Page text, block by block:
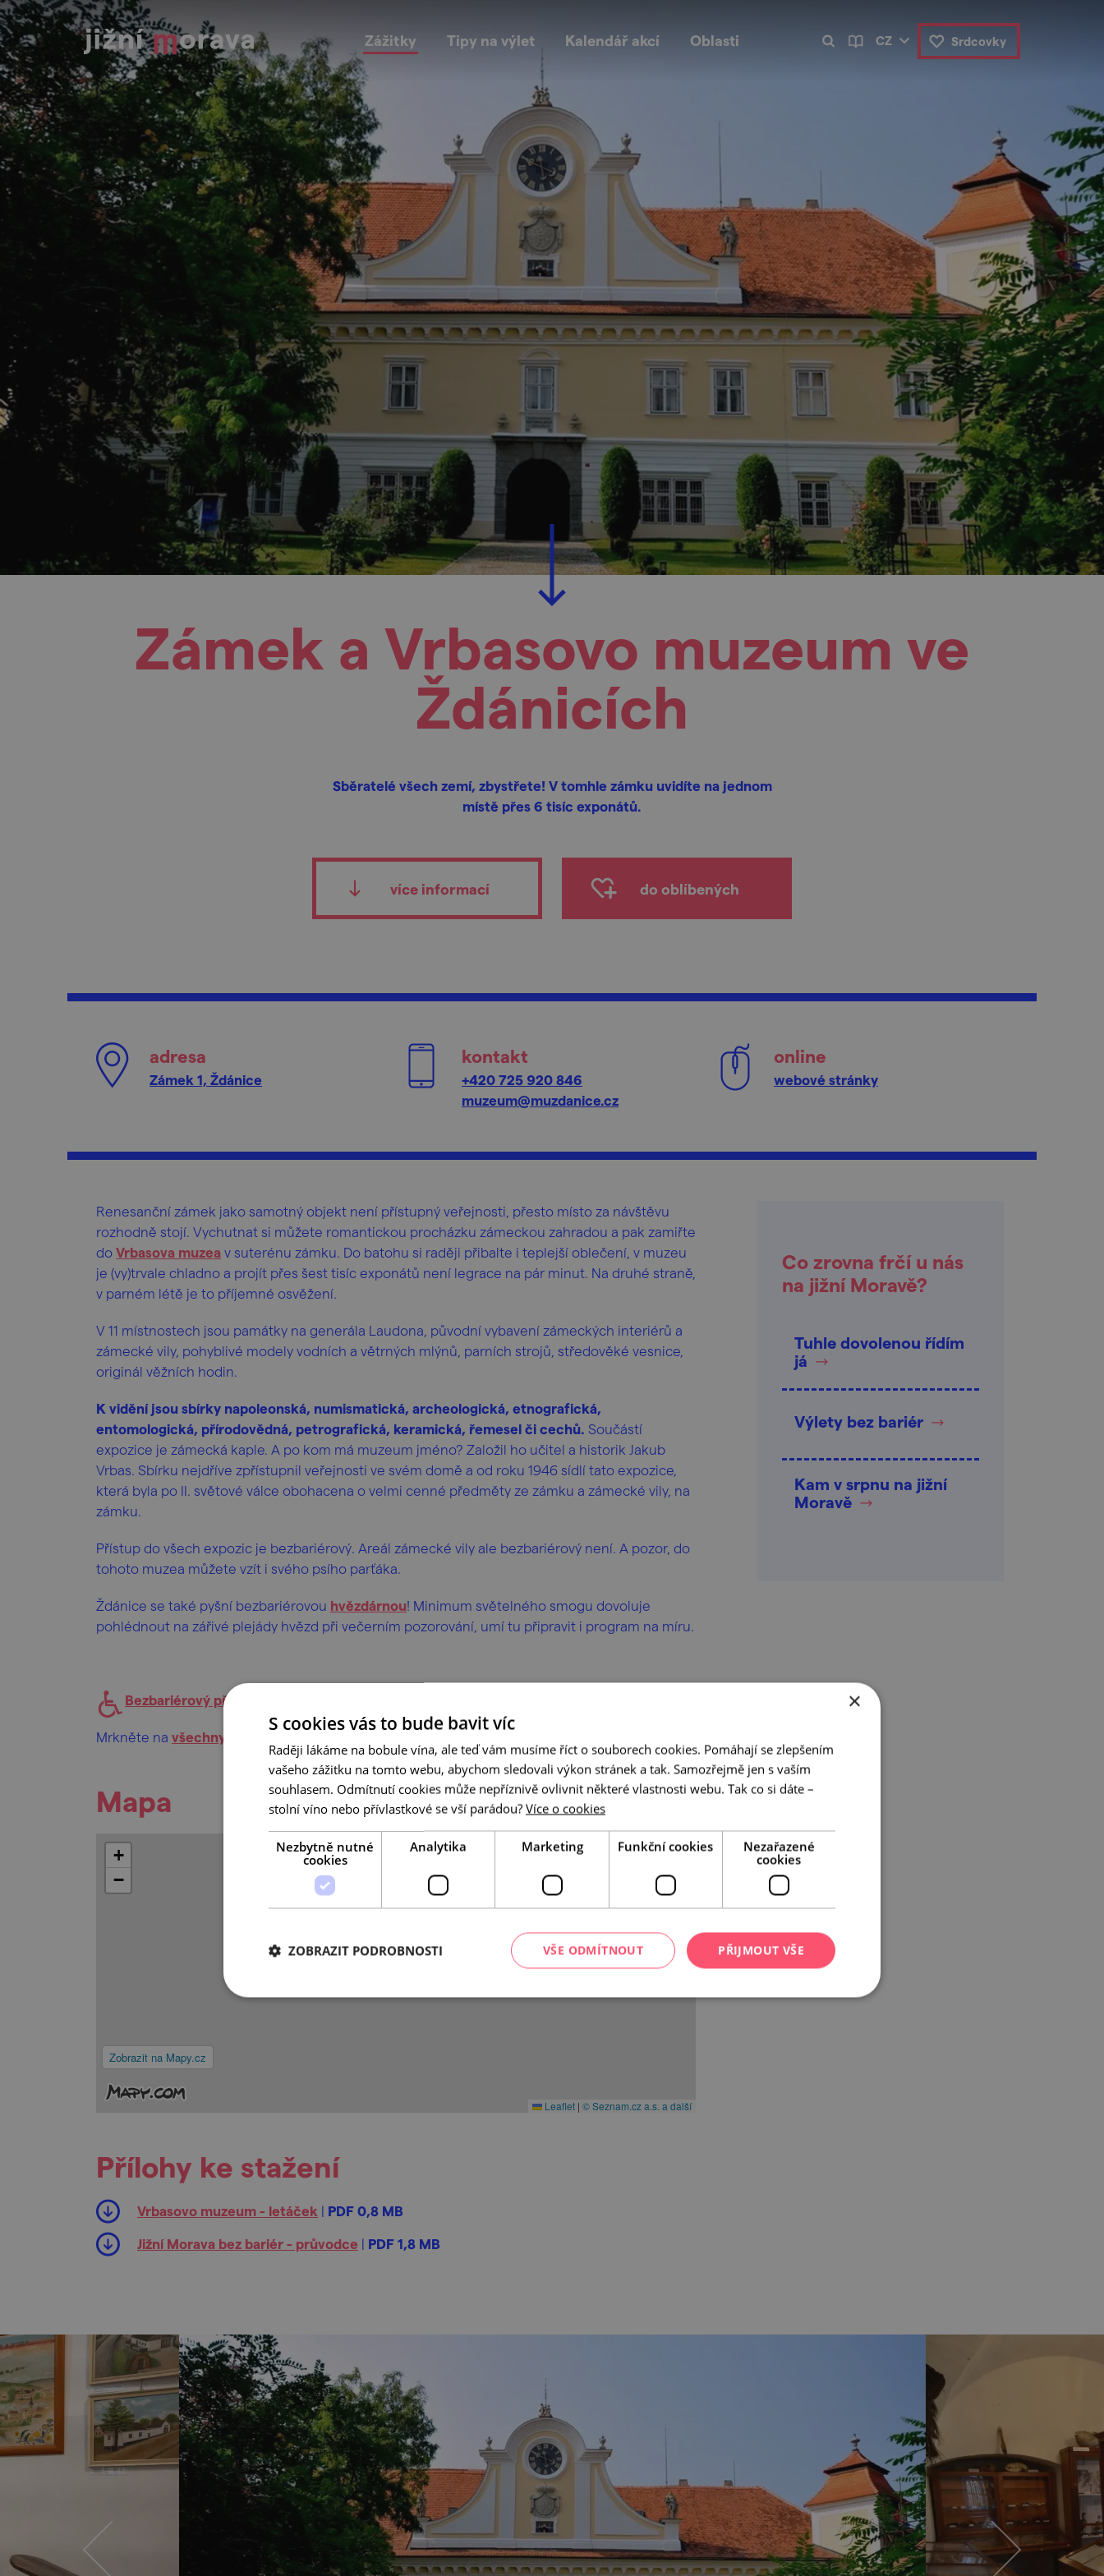
Zážitky Tipy na výlet Kalendář akcí Oblasti CZ Srdcovky
Zámek a Vrbasovo muzeum ve
Ždánicích
Sběratelé všech zemí, zbystřete! V tomhle zámku uvidíte na jednom
místě přes 6 tisíc exponátů.
více informací do oblíbených
adresa
Zámek 1, Ždánice
kontakt
+420 725 920 846
muzeum@muzdanice.cz
online
webové stránky
Renesanční zámek jako samotný objekt není přístupný veřejnosti, přesto místo za návštěvu
rozhodně stojí. Vychutnat si můžete romantickou procházku zámeckou zahradou a pak zamiřte
do Vrbasova muzea v suterénu zámku. Do batohu si raději přibalte i teplejší oblečení, v muzeu
je (vy)trvale chladno a projít přes šest tisíc exponátů není legrace na pár minut. Na druhé straně,
v parném létě je to příjemné osvěžení.
V 11 místnostech jsou památky na generála Laudona, původní vybavení zámeckých interiérů a
zámecké vily, pohyblivé modely vodních a větrných mlýnů, parních strojů, středověké vesnice,
originál věžních hodin.
K vidění jsou sbírky napoleonská, numismatická, archeologická, etnografická,
entomologická, přírodovědná, petrografická, keramická, řemesel či cechů. Součástí
expozice je zámecká kaple. A po kom má muzeum jméno? Založil ho učitel a historik Jakub
Vrbas. Sbírku nejdříve zpřístupnil veřejnosti ve svém domě a od roku 1946 sídlí tato expozice,
která byla po II. světové válce obohacena o velmi cenné předměty ze zámku a zámecké vily, na
zámku.
Přístup do všech expozic je bezbariérový. Areál zámecké vily ale bezbariérový není. A pozor, do
tohoto muzea můžete vzít i svého psího parťáka.
Ždánice se také pyšní bezbariérovou hvězdárnou! Minimum světelného smogu dovoluje
pohlédnout na zářivé plejády hvězd při večerním pozorování, umí tu připravit i program na míru.
Bezbariérový přístup
Mrkněte na všechny výlety
Mapa
Zobrazit na Mapy.cz
+
−
Leaflet | © Seznam.cz a.s. a další
Přílohy ke stažení
Vrbasovo muzeum - letáček | PDF 0,8 MB
Jižní Morava bez bariér - průvodce | PDF 1,8 MB
Co zrovna frčí u nás
na jižní Moravě?
Tuhle dovolenou řídím
já
Výlety bez bariér
Kam v srpnu na jižní
Moravě
×
S cookies vás to bude bavit víc
Raději lákáme na bobule vína, ale teď vám musíme říct o souborech cookies. Pomáhají se zlepšením
vašeho zážitku na tomto webu, abychom sledovali výkon stránek a tak. Samozřejmě jen s vaším
souhlasem. Odmítnutí cookies může nepříznivě ovlivnit některé vlastnosti webu. Tak co si dáte –
stolní víno nebo přívlastkové se vší parádou? Více o cookies
Nezbytně nutné
cookies
Analytika Marketing Funkční cookies
Nezařazené
cookies
PŘIJMOUT VŠE
VŠE ODMÍTNOUT
ZOBRAZIT PODROBNOSTI